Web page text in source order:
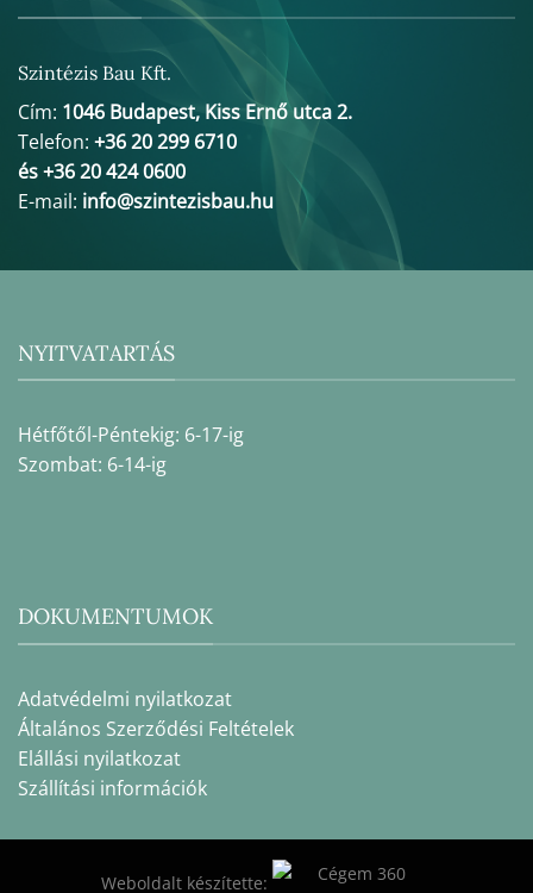
Szintézis Bau Kft.
Cím: 1046 Budapest, Kiss Ernő utca 2.
Telefon: +36 20 299 6710
és +36 20 424 0600
E-mail: info@szintezisbau.hu
NYITVATARTÁS
Hétfőtől-Péntekig: 6-17-ig
Szombat: 6-14-ig
DOKUMENTUMOK
Adatvédelmi nyilatkozat
Általános Szerződési Feltételek
Elállási nyilatkozat
Szállítási információk
Weboldalt készítette: